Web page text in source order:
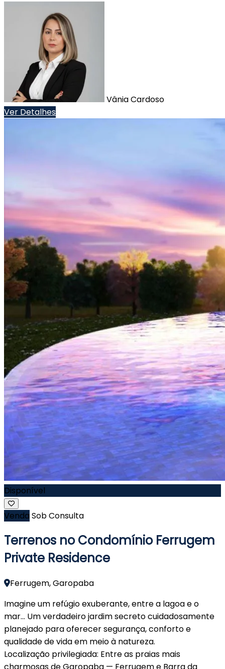
Vânia Cardoso
Ver Detalhes
Disponível
Venda Sob Consulta
Terrenos no Condomínio Ferrugem
Private Residence
Ferrugem, Garopaba
Imagine um refúgio exuberante, entre a lagoa e o
mar… Um verdadeiro jardim secreto cuidadosamente
planejado para oferecer segurança, conforto e
qualidade de vida em meio à natureza.
Localização privilegiada: Entre as praias mais